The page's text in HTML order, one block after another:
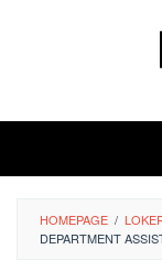
HOMEPAGE /
DEPARTMENT